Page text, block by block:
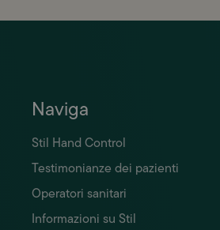
Naviga
Stil Hand Control
Testimonianze dei pazienti
Operatori sanitari
Informazioni su Stil